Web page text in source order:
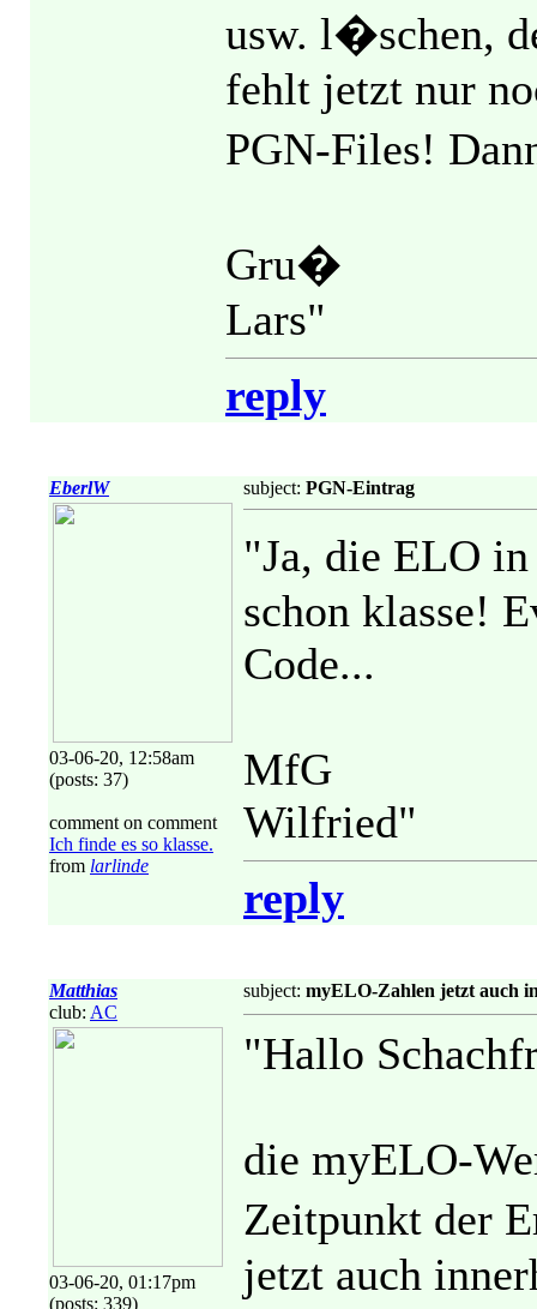
usw. l�schen,
fehlt jetzt nur
PGN-Files!
Gru�
Lars"
reply
EberlW
03-06-20, 12:58am
(posts: 37)
comment on comment
Ich finde es so klasse.
from larlinde
subject: PGN-Eintrag
"Ja, die ELO
schon klasse!
Code...
MfG
Wilfried"
reply
Matthias
club: AC
03-06-20, 01:17pm
(posts: 339)
subject: myELO-Zahlen jetzt auch
"Hallo
die myELO-
Zeitpunkt der
jetzt auch